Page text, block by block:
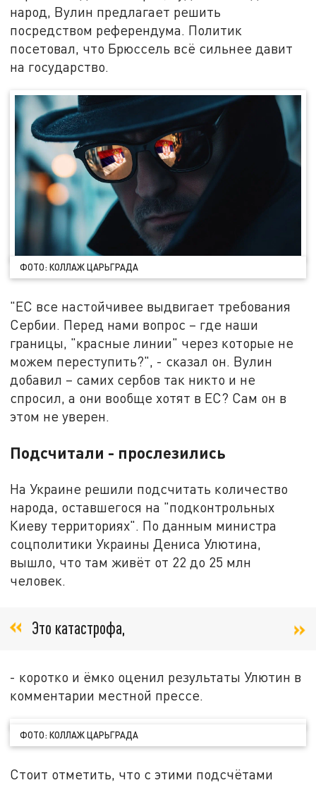
народ, Вулин предлагает решить
посредством референдума. Политик
посетовал, что Брюссель всё сильнее давит
на государство.
ФОТО: КОЛЛАЖ ЦАРЬГРАДА
"ЕС все настойчивее выдвигает требования
Сербии. Перед нами вопрос – где наши
границы, "красные линии" через которые не
можем переступить?", - сказал он. Вулин
добавил – самих сербов так никто и не
спросил, а они вообще хотят в ЕС? Сам он в
этом не уверен.
Подсчитали - прослезились
На Украине решили подсчитать количество
народа, оставшегося на "подконтрольных
Киеву территориях". По данным министра
соцполитики Украины Дениса Улютина,
вышло, что там живёт от 22 до 25 млн
человек.
Это катастрофа,
- коротко и ёмко оценил результаты Улютин в
комментарии местной прессе.
ФОТО: КОЛЛАЖ ЦАРЬГРАДА
Стоит отметить, что с этими подсчётами